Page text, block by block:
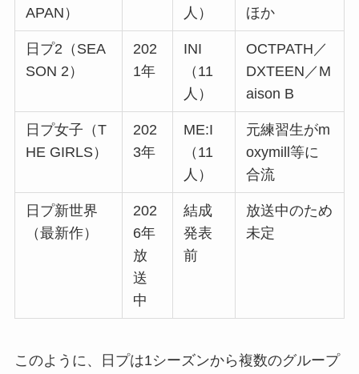
APAN）
人）
ほか
日プ2（SEA
SON 2）
202
1年
INI
（11
人）
OCTPATH／
DXTEEN／M
aison B
日プ女子（T
HE GIRLS）
202
3年
ME:I
（11
人）
元練習生がm
oxymill等に
合流
日プ新世界
（最新作）
202
6年
放
送
中
結成
発表
前
放送中のため
未定
このように、日プは1シーズンから複数のグループ